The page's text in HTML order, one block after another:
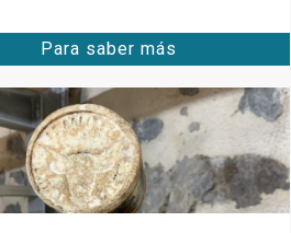
Para saber más